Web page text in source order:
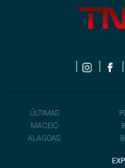
ÚLTIMAS
MACEIÓ
ALAGOAS